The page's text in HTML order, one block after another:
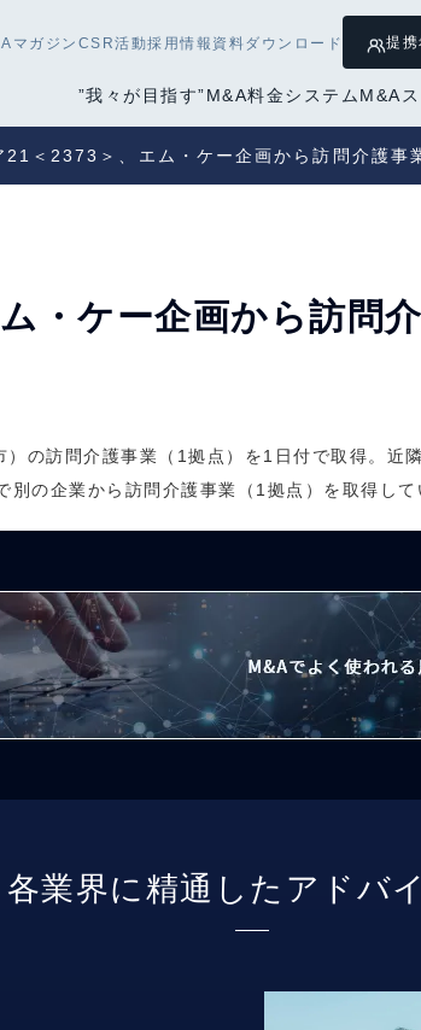
マガジン CSR活動採用情報 資料ダウンロード 提携
”我々が目指す”M&A料金システム M&A
21＜2373＞、エム・ケー企画から訪問介護事
・ケー企画から訪問
の訪問介護事業（1拠点）を1日付で取得。近
の企業から訪問介護事業（1拠点）を取得して
各業界に精通したアドバ